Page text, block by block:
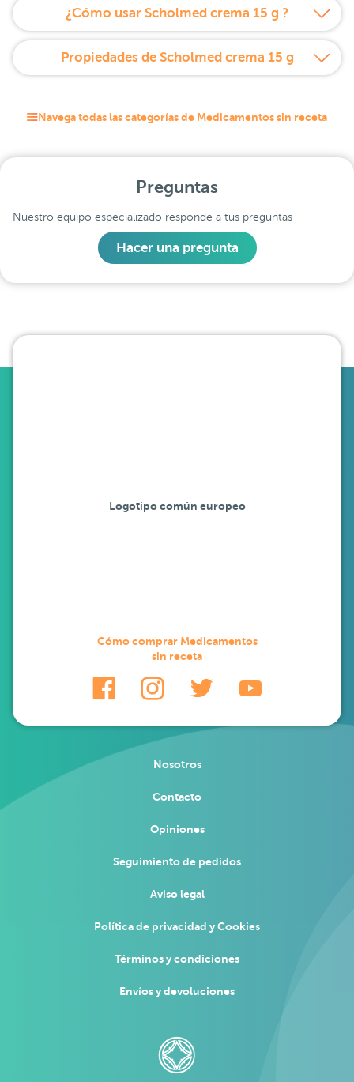
¿Cómo usar Scholmed crema 15 g ?
Propiedades de Scholmed crema 15 g
Navega todas las categorías de Medicamentos sin receta
Preguntas
Nuestro equipo especializado responde a tus preguntas
Hacer una pregunta
Logotipo común europeo
Cómo comprar Medicamentos
sin receta
Nosotros
Contacto
Opiniones
Seguimiento de pedidos
Aviso legal
Política de privacidad y Cookies
Términos y condiciones
Envíos y devoluciones